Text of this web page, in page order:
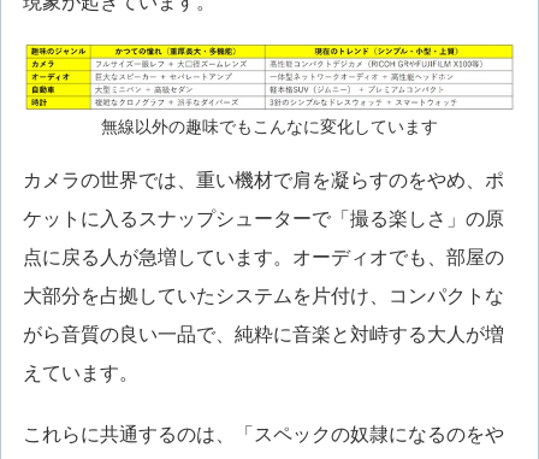
無線以外の趣味でもこんなに変化しています
カメラの世界では、重い機材で肩を凝らすのをやめ、ポ
ケットに入るスナップシューターで「撮る楽しさ」の原
点に戻る人が急増しています。オーディオでも、部屋の
大部分を占拠していたシステムを片付け、コンパクトな
がら音質の良い一品で、純粋に音楽と対峙する大人が増
えています。
これらに共通するのは、「スペックの奴隷になるのをや